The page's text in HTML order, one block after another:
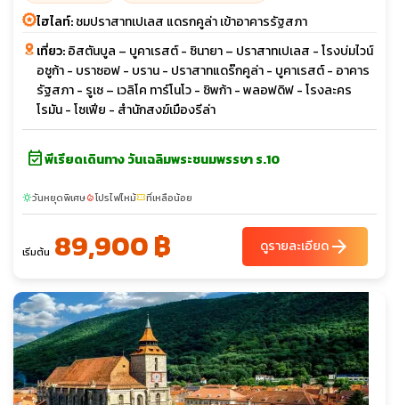
ไฮไลท์:ชมปราสาทเปเลส แดรกคูล่า เข้าอาคารรัฐสภา
เที่ยว:อิสตันบูล – บูคาเรสต์ - ซินายา – ปราสาทเปเลส - โรงบ่มไวน์
อซูก้า - บราซอฟ - บราน - ปราสาทแดร๊กคูล่า - บูคาเรสต์ - อาคาร
รัฐสภา - รูเซ – เวลิโค ทาร์โนโว - ชิพก้า - พลอฟดิฟ - โรงละคร
โรมัน - โซเฟีย - สำนักสงฆ์เมืองรีล่า
event_availableพีเรียดเดินทาง วันเฉลิมพระชนมพรรษา ร.10
sunnyวันหยุดพิเศษlocal_fire_departmentโปรไฟไหม้confirmation_numberที่เหลือน้อย
เริ่มต้น 89,900 ฿ ดูรายละเอียดarrow_forward